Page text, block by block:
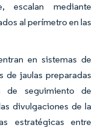
escalan mediante
al perímetro en las
en sistemas de
de jaulas preparadas
de seguimiento de
divulgaciones de la
estratégicas entre